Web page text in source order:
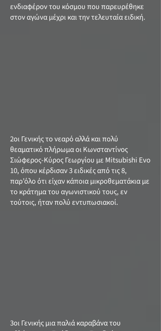
ενδιαφέρον του κόσμου που παρευρέθηκε
στον αγώνα μέχρι και την τελευταία ειδική.
2οι Γενικής το νεαρό αλλά και πολύ
θεαματικό πλήρωμα οι Κωνσταντίνος
Σιώφερος-Κύρος Γεωργίου με Mitsubishi Evo
10, όπου κέρδισαν 3 ειδικές από τις 8,
παρ’όλο ότι είχαν κάποια μικροθεματάκια με
το κράτημα του αγωνιστικού τους, εν
τούτοις, ήταν πολύ εντυπωσιακοί.
3οι Γενικής μια παλιά καραβάνα του